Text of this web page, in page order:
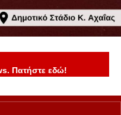
Πατήστε εδώ!